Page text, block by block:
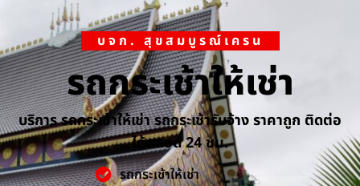
บจก. สุขสมบูรณ์เครน
รถกระเช้าให้เช่า
บริการ รถกระเช้าให้เช่า รถกระเช้ารับจ้าง ราคาถูก ติดต่อ
ได้ตลอด 24 ชม.
รถกระเช้าให้เช่า